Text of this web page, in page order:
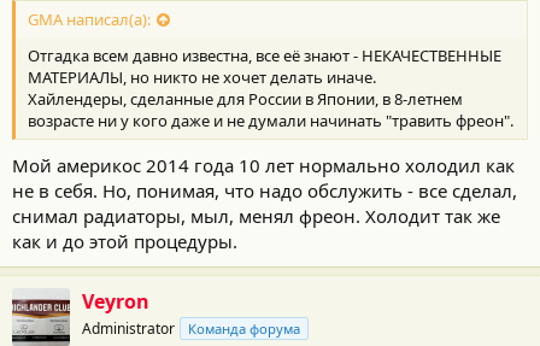
GMA написал(а):
Отгадка всем давно известна, все её знают - НЕКАЧЕСТВЕННЫЕ
МАТЕРИАЛЫ, но никто не хочет делать иначе.
Хайлендеры, сделанные для России в Японии, в 8-летнем
возрасте ни у кого даже и не думали начинать "травить фреон".
Мой америкос 2014 года 10 лет нормально холодил как
не в себя. Но, понимая, что надо обслужить - все сделал,
снимал радиаторы, мыл, менял фреон. Холодит так же
как и до этой процедуры.
Veyron
Administrator Команда форума